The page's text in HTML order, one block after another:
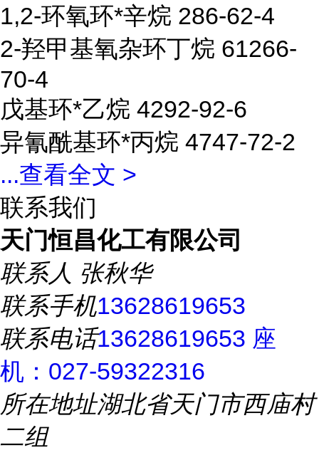
1,2-环氧环*辛烷 286-62-4
2-羟甲基氧杂环丁烷 61266-
70-4
戊基环*乙烷 4292-92-6
异氰酰基环*丙烷 4747-72-2
...查看全文 >
联系我们
天门恒昌化工有限公司
联系人 张秋华
联系手机13628619653
联系电话13628619653 座
机：027-59322316
所在地址湖北省天门市西庙村
二组